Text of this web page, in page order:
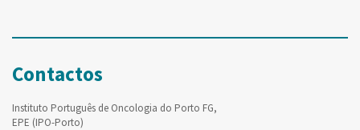
Contactos
Instituto Português de Oncologia do Porto FG,
EPE (IPO-Porto)